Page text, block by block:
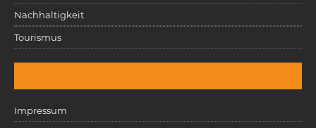
Nachhaltigkeit
Tourismus
Impressum